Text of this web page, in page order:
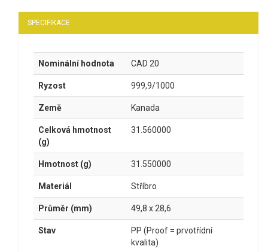
SPECIFIKACE
Nominální hodnota CAD 20
Ryzost 999,9/1000
Země Kanada
Celková hmotnost
(g)
31.560000
Hmotnost (g) 31.550000
Materiál Stříbro
Průměr (mm) 49,8 x 28,6
Stav
PP (Proof = prvotřídní
kvalita)